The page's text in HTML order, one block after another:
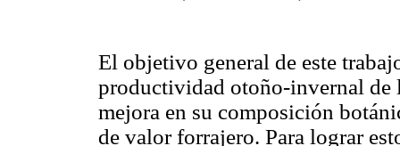
El objetivo general de este
productividad otoño-invernal de
mejora en su composición
de valor forrajero. Para lograr